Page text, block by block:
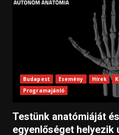
Budapest Esemény Hírek
Programajánló
Testünk anatómiáját
egyenlőséget helyezik